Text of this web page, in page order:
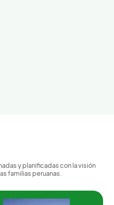
y planificadas con la visión
familias peruanas.